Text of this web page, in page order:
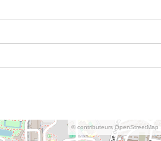
© contributeurs OpenStreetMap